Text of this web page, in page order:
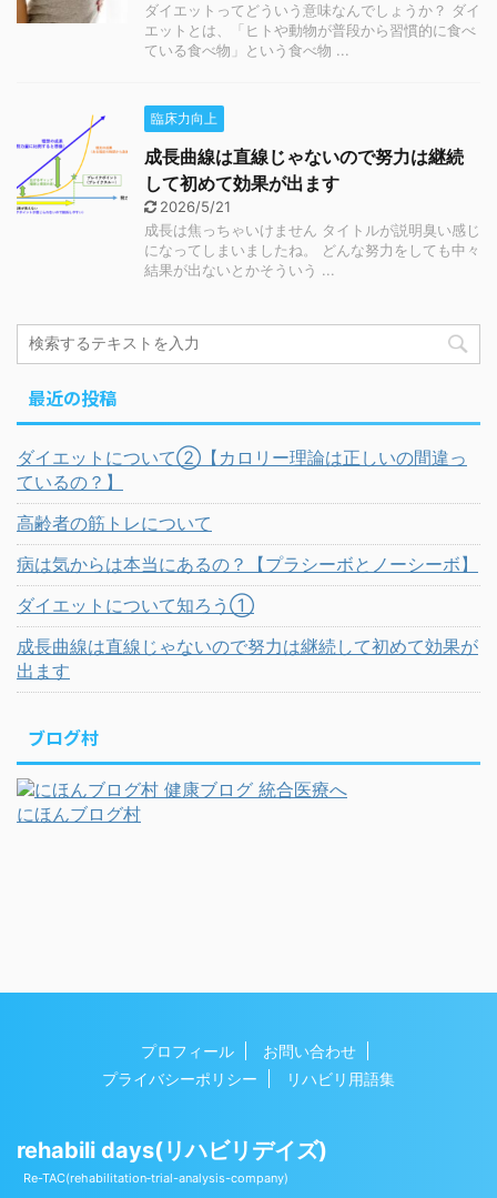
ダイエットってどういう意味なんでしょうか？ ダイ
エットとは、「ヒトや動物が普段から習慣的に食べ
ている食べ物」という食べ物 ...
臨床力向上
成長曲線は直線じゃないので努力は継続
して初めて効果が出ます
2026/5/21
成長は焦っちゃいけません タイトルが説明臭い感じ
になってしまいましたね。 どんな努力をしても中々
結果が出ないとかそういう ...
最近の投稿
ダイエットについて②【カロリー理論は正しいの間違っ
ているの？】
高齢者の筋トレについて
病は気からは本当にあるの？【プラシーボとノーシーボ】
ダイエットについて知ろう①
成長曲線は直線じゃないので努力は継続して初めて効果が
出ます
ブログ村
にほんブログ村
プロフィール
お問い合わせ
プライバシーポリシー
リハビリ用語集
rehabili days(リハビリデイズ)
Re-TAC(rehabilitation‐trial-analysis-company)
Copyright© rehabili days(リハビリデイズ) , 2026 All
Rights Reserved Powered byAFFINGER5